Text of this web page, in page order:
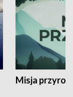
Misja